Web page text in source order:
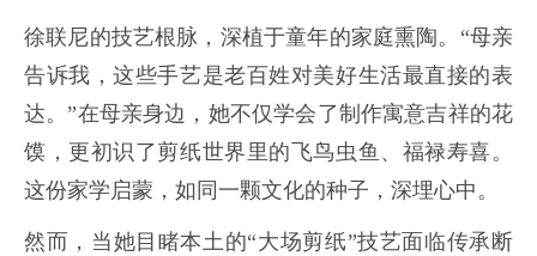
徐联尼的技艺根脉，深植于童年的家庭熏陶。“母亲
告诉我，这些手艺是老百姓对美好生活最直接的表
达。”在母亲身边，她不仅学会了制作寓意吉祥的花
馍，更初识了剪纸世界里的飞鸟虫鱼、福禄寿喜。
这份家学启蒙，如同一颗文化的种子，深埋心中。
然而，当她目睹本土的“大场剪纸”技艺面临传承断